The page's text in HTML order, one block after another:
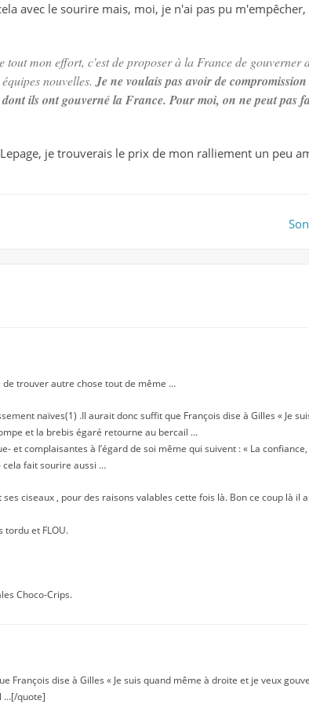
avec le sourire mais, moi, je n'ai pas pu
tout mon effort, c'est de proposer à la France de gouverner
nouvelles. Je ne voulais pas avoir de
ils ont gouverné la France. Pour moi, on ne peut pas
je trouverais le prix de mon ralliement un peu
trouver autre chose tout de même …
naïves(1) .Il aurait donc suffit que François dise à Gilles « Je
et la brebis égaré retourne au bercail …
et complaisantes à l’égard de soi même qui suivent : « La
cela fait sourire aussi …
ciseaux , pour des raisons valables cette fois là. Bon ce coup là il
tordu et FLOU.
Choco-Crips.
François dise à Gilles « Je suis quand même à droite et je veux
…[/quote]